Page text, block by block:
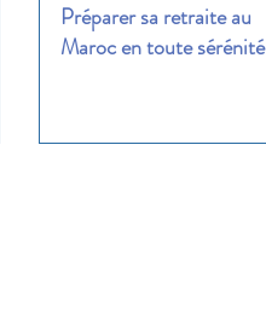
Préparer sa retraite au
Maroc en toute sérénité